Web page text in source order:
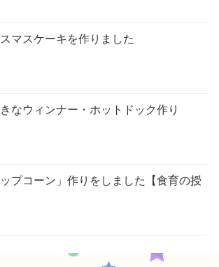
マスケーキを作りました
なウィンナー・ホットドック作り
ップコーン」作りをしました【食育の授